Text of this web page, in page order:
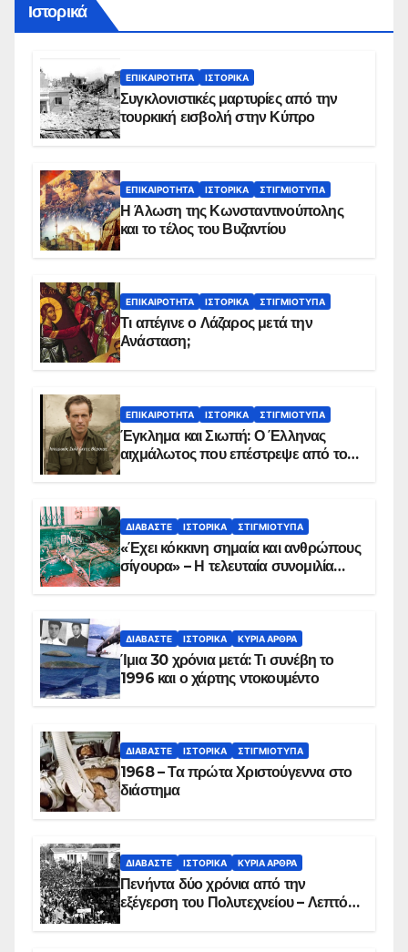
Ιστορικά
ΕΠΙΚΑΙΡΌΤΗΤΑ ΙΣΤΟΡΙΚΆ
Συγκλονιστικές μαρτυρίες από την
τουρκική εισβολή στην Κύπρο
ΕΠΙΚΑΙΡΌΤΗΤΑ ΙΣΤΟΡΙΚΆ ΣΤΙΓΜΙΌΤΥΠΑ
Η Άλωση της Κωνσταντινούπολης
και το τέλος του Βυζαντίου
ΕΠΙΚΑΙΡΌΤΗΤΑ ΙΣΤΟΡΙΚΆ ΣΤΙΓΜΙΌΤΥΠΑ
Τι απέγινε ο Λάζαρος μετά την
Ανάσταση;
ΕΠΙΚΑΙΡΌΤΗΤΑ ΙΣΤΟΡΙΚΆ ΣΤΙΓΜΙΌΤΥΠΑ
Έγκλημα και Σιωπή: Ο Έλληνας
αιχμάλωτος που επέστρεψε από το
ΔΙΑΒΆΣΤΕ ΙΣΤΟΡΙΚΆ ΣΤΙΓΜΙΌΤΥΠΑ
«Έχει κόκκινη σημαία και ανθρώπους
σίγουρα» – Η τελευταία συνομιλία
ΔΙΑΒΆΣΤΕ ΙΣΤΟΡΙΚΆ ΚΥΡΙΑ ΑΡΘΡΑ
Ίμια 30 χρόνια μετά: Τι συνέβη το
1996 και ο χάρτης ντοκουμέντο
ΔΙΑΒΆΣΤΕ ΙΣΤΟΡΙΚΆ ΣΤΙΓΜΙΌΤΥΠΑ
1968 – Τα πρώτα Χριστούγεννα στο
διάστημα
ΔΙΑΒΆΣΤΕ ΙΣΤΟΡΙΚΆ ΚΥΡΙΑ ΑΡΘΡΑ
Πενήντα δύο χρόνια από την
εξέγερση του Πολυτεχνείου – Λεπτό